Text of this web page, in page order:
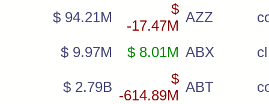
$ 94.21M
$
-17.47M
AZZ
$ 9.97M $ 8.01M ABX
$ 2.79B
$
-614.89M
ABT